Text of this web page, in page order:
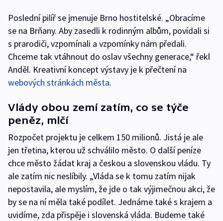
Poslední pilíř se jmenuje Brno hostitelské. „Obracíme
se na Brňany. Aby zasedli k rodinným albům, povídali si
s prarodiči, vzpomínali a vzpomínky nám předali.
Chceme tak vtáhnout do oslav všechny generace,“ řekl
Anděl. Kreativní koncept výstavy je k přečtení na
webových stránkách města.
Vlády obou zemí zatím, co se týče
peněz, mlčí
Rozpočet projektu je celkem 150 milionů. Jistá je ale
jen třetina, kterou už schválilo město. O další peníze
chce město žádat kraj a českou a slovenskou vládu. Ty
ale zatím nic neslíbily. „Vláda se k tomu zatím nijak
nepostavila, ale myslím, že jde o tak výjimečnou akci, že
by se na ní měla také podílet. Jednáme také s krajem a
uvidíme, zda přispěje i slovenská vláda. Budeme také